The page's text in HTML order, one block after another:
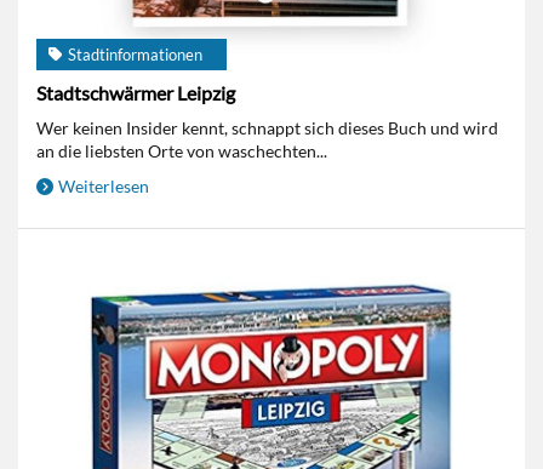
Stadtinformationen
Stadtschwärmer Leipzig
Wer keinen Insider kennt, schnappt sich dieses Buch und wird
an die liebsten Orte von waschechten...
Weiterlesen